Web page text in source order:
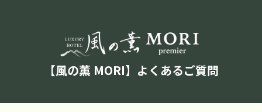
【風の薫 MORI】よくあるご質問